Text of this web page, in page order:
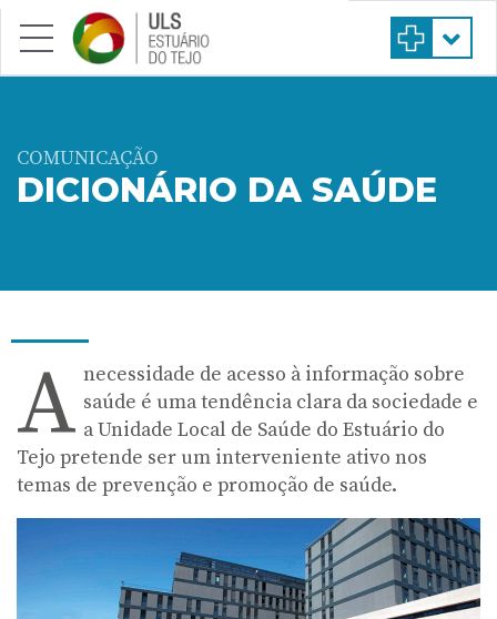
Saltar para conteúdo principal
COMUNICAÇÃO
DICIONÁRIO DA SAÚDE
A necessidade de acesso à informação sobre
saúde é uma tendência clara da sociedade e
a Unidade Local de Saúde do Estuário do
Tejo pretende ser um interveniente ativo nos
temas de prevenção e promoção de saúde.